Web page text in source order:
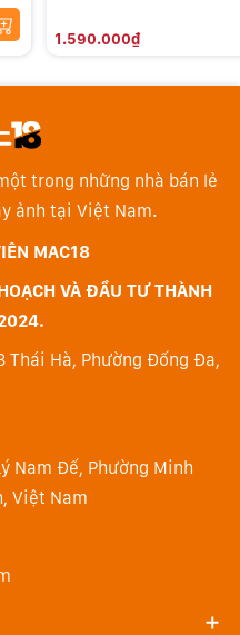
1.590.000₫
trong những nhà bán lẻ
ảnh tại Việt Nam.
MAC18
VÀ ĐẦU TƯ THÀNH
Thái Hà, Phường Đống Đa,
Nam Đế, Phường Minh
Việt Nam